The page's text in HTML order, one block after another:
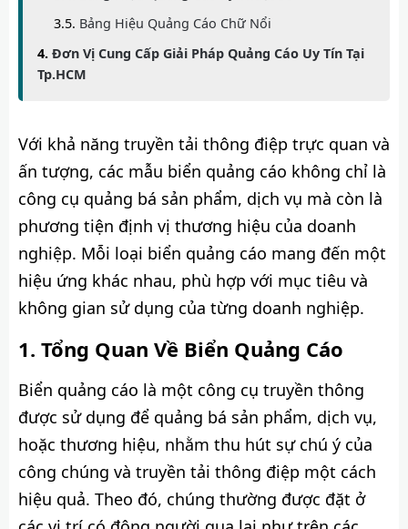
Bảng Hiệu Quảng Cáo Chữ Nổi
Đơn Vị Cung Cấp Giải Pháp Quảng Cáo Uy Tín Tại
Tp.HCM
Với khả năng truyền tải thông điệp trực quan và
ấn tượng, các mẫu biển quảng cáo không chỉ là
công cụ quảng bá sản phẩm, dịch vụ mà còn là
phương tiện định vị thương hiệu của doanh
nghiệp. Mỗi loại biển quảng cáo mang đến một
hiệu ứng khác nhau, phù hợp với mục tiêu và
không gian sử dụng của từng doanh nghiệp.
Tổng Quan Về Biển Quảng Cáo
Biển quảng cáo là một công cụ truyền thông
được sử dụng để quảng bá sản phẩm, dịch vụ,
hoặc thương hiệu, nhằm thu hút sự chú ý của
công chúng và truyền tải thông điệp một cách
hiệu quả. Theo đó, chúng thường được đặt ở